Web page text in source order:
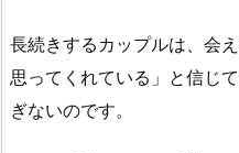
長続きするカップルは、会
思ってくれている」と信じ
ぎないのです。